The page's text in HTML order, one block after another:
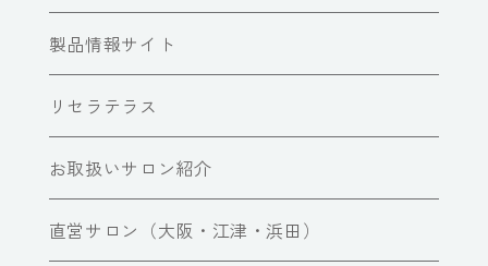
製品情報サイト
リセラテラス
お取扱いサロン紹介
直営サロン（大阪・江津・浜田）